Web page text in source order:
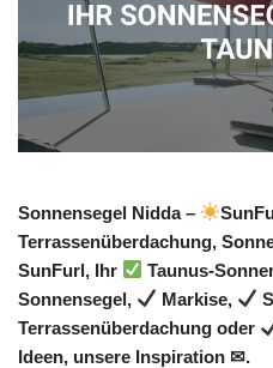
Sonnensegel Nidda –
Terrassenüberdachung,
SunFurl, Ihr
Taunus-
Sonnensegel,
Markise,
Terrassenüberdachung oder
Ideen, unsere Inspiration ✉.